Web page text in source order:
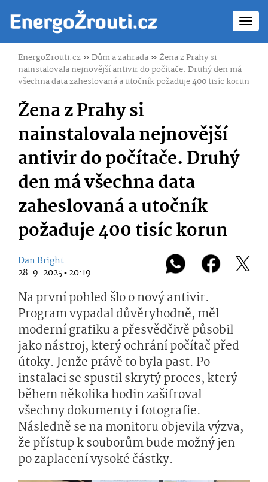
EnergoZrouti.cz»Dům a zahrada»Žena z Prahy si
nainstalovala nejnovější antivir do počítače. Druhý den má
všechna data zaheslovaná a utočník požaduje 400 tisíc korun
Žena z Prahy si
nainstalovala nejnovější
antivir do počítače. Druhý
den má všechna data
zaheslovaná a utočník
požaduje 400 tisíc korun
Dan Bright
28. 9. 2025 ▪ 20:19
Na první pohled šlo o nový antivir.
Program vypadal důvěryhodně, měl
moderní grafiku a přesvědčivě působil
jako nástroj, který ochrání počítač před
útoky. Jenže právě to byla past. Po
instalaci se spustil skrytý proces, který
během několika hodin zašifroval
všechny dokumenty i fotografie.
Následně se na monitoru objevila výzva,
že přístup k souborům bude možný jen
po zaplacení vysoké částky.